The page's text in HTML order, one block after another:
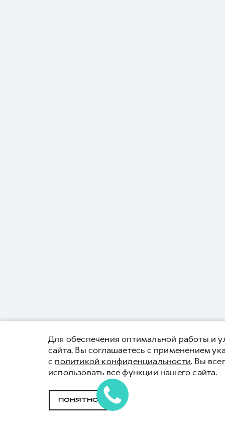
Для обеспечения оптимальной работы и
сайта, Вы соглашаетесь с применением
с политикой конфиденциальности. Вы
использовать все функции нашего сайта.
ПОНЯТНО